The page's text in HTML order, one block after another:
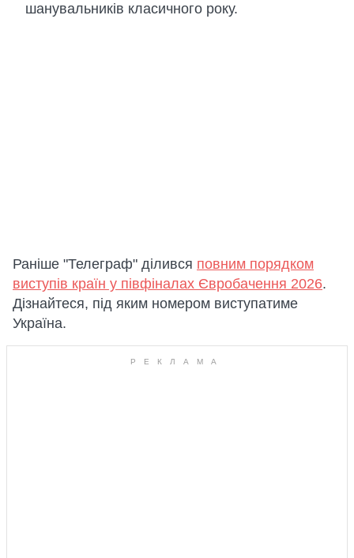
шанувальників класичного року.
Раніше "Телеграф" ділився повним порядком
виступів країн у півфіналах Євробачення 2026.
Дізнайтеся, під яким номером виступатиме
Україна.